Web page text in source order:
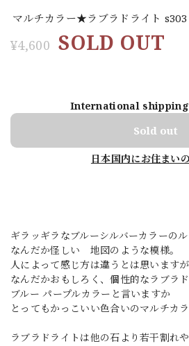
マルチカラー★ラブラドライト s303
¥4,600 SOLD OUT
International
Sold out
日本国内にお住まい
ギラッギラなブルーシルバーカラーの
なんだか怪しい 地図のような模様。
人によって感じ方は違うとは思いますが
なんだかおもしろく、個性的なラブラド
ブルー パープルカラーと言いますか
とってもかっこいい色合いのマルチカ
ラブラドライトは他の石より若干割れ